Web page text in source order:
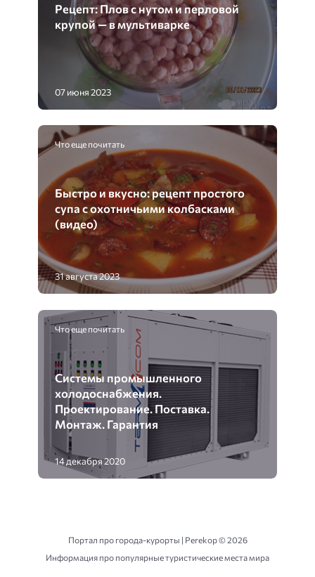
Рецепт: Плов с нутом и перловой
крупой — в мультиварке
07 июня 2023
Что еще почитать
Быстро и вкусно: рецепт простого
супа с охотничьими колбасками
(видео)
31 августа 2023
Что еще почитать
Системы промышленного
холодоснабжения.
Проектирование. Поставка.
Монтаж. Гарантия
14 декабря 2020
Портал про города-курорты | Perekop ©2026
Информация про популярные туристические места мира